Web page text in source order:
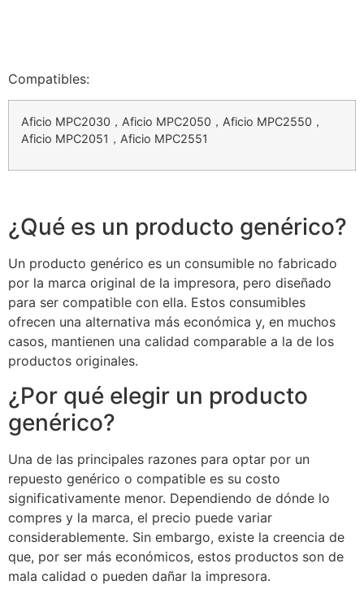
Compatibles:
Aficio MPC2030，Aficio MPC2050，Aficio MPC2550，
Aficio MPC2051，Aficio MPC2551
¿Qué es un producto genérico?
Un producto genérico es un consumible no fabricado
por la marca original de la impresora, pero diseñado
para ser compatible con ella. Estos consumibles
ofrecen una alternativa más económica y, en muchos
casos, mantienen una calidad comparable a la de los
productos originales.
¿Por qué elegir un producto
genérico?
Una de las principales razones para optar por un
repuesto genérico o compatible es su costo
significativamente menor. Dependiendo de dónde lo
compres y la marca, el precio puede variar
considerablemente. Sin embargo, existe la creencia de
que, por ser más económicos, estos productos son de
mala calidad o pueden dañar la impresora.